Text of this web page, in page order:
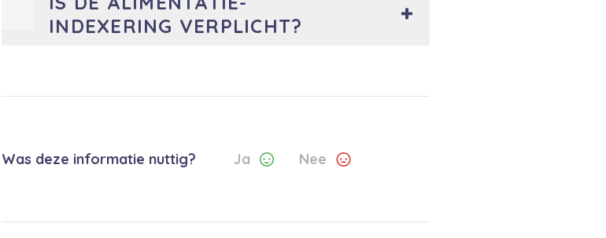
INDEXERING VERPLICHT?
Was deze informatie nuttig? Ja Nee